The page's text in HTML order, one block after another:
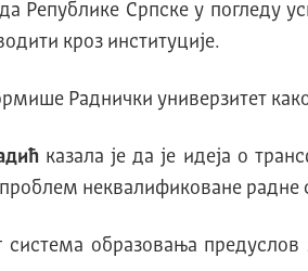
Републике Српске у погледу
кроз институције.
Раднички универзитет како
казала је да је идеја о
неквалификоване радне
система образовања